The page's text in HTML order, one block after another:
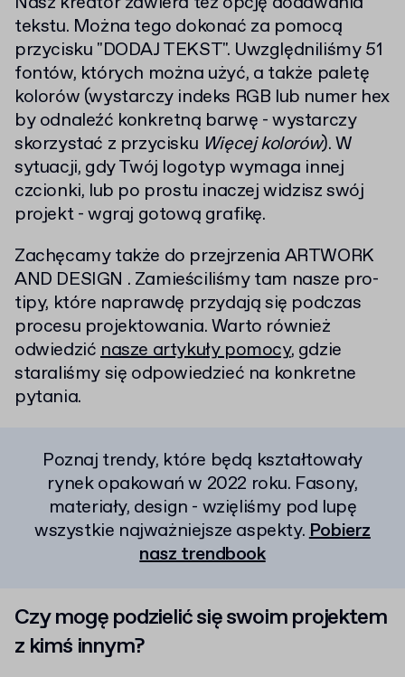
tekstu. Można tego dokonać za pomocą
przycisku "DODAJ TEKST". Uwzględniliśmy 51
fontów, których można użyć, a także paletę
kolorów (wystarczy indeks RGB lub numer hex
by odnaleźć konkretną barwę - wystarczy
skorzystać z przycisku Więcej kolorów). W
sytuacji, gdy Twój logotyp wymaga innej
czcionki, lub po prostu inaczej widzisz swój
projekt - wgraj gotową grafikę.
Zachęcamy także do przejrzenia ARTWORK
AND DESIGN . Zamieściliśmy tam nasze pro-
tipy, które naprawdę przydają się podczas
procesu projektowania. Warto również
odwiedzićnasze artykuły pomocy, gdzie
staraliśmy się odpowiedzieć na konkretne
pytania.
Poznaj trendy, które będą kształtowały
rynek opakowań w 2022 roku. Fasony,
materiały, design - wzięliśmy pod lupę
wszystkie najważniejsze aspekty.Pobierz
nasz trendbook
Czy mogę podzielić się swoim projektem
z kimś innym?